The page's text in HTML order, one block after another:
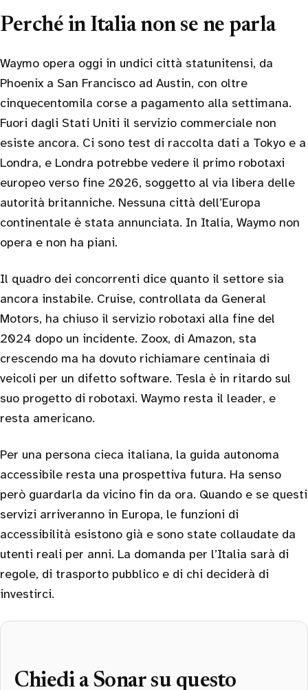
Perché in Italia non se ne parla
Waymo opera oggi in undici città statunitensi, da
Phoenix a San Francisco ad Austin, con oltre
cinquecentomila corse a pagamento alla settimana.
Fuori dagli Stati Uniti il servizio commerciale non
esiste ancora. Ci sono test di raccolta dati a Tokyo e a
Londra, e Londra potrebbe vedere il primo robotaxi
europeo verso fine 2026, soggetto al via libera delle
autorità britanniche. Nessuna città dell’Europa
continentale è stata annunciata. In Italia, Waymo non
opera e non ha piani.
Il quadro dei concorrenti dice quanto il settore sia
ancora instabile. Cruise, controllata da General
Motors, ha chiuso il servizio robotaxi alla fine del
2024 dopo un incidente. Zoox, di Amazon, sta
crescendo ma ha dovuto richiamare centinaia di
veicoli per un difetto software. Tesla è in ritardo sul
suo progetto di robotaxi. Waymo resta il leader, e
resta americano.
Per una persona cieca italiana, la guida autonoma
accessibile resta una prospettiva futura. Ha senso
però guardarla da vicino fin da ora. Quando e se questi
servizi arriveranno in Europa, le funzioni di
accessibilità esistono già e sono state collaudate da
utenti reali per anni. La domanda per l’Italia sarà di
regole, di trasporto pubblico e di chi deciderà di
investirci.
Chiedi a Sonar su questo